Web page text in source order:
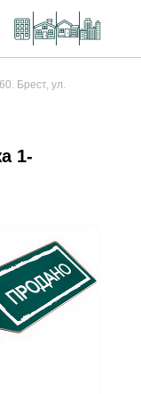
Брест, ул.
1-